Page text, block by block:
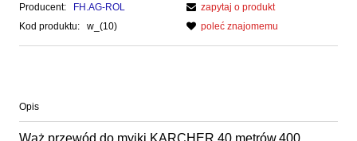
Producent:
FH.AG-ROL
Kod produktu:
w_(10)
zapytaj o produkt
poleć znajomemu
Opis
Wąż przewód do myjki KARCHER 40 metrów,400